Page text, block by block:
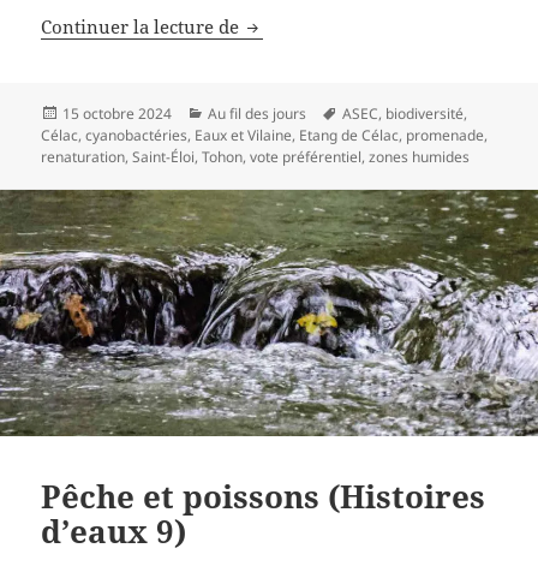
Continuer la lecture de Vallon de Célac, une réunion
Publié
le
15 octobre 2024 Catégories
Au fil des jours
Mots-
clés
ASEC, biodiversité,
Célac,cyanobactéries, Eaux et Vilaine, Etang de Célac, promenade,
renaturation,Saint-Éloi,Tohon,vote préférentiel,zones humides
Pêche et poissons (Histoires
d’eaux 9)